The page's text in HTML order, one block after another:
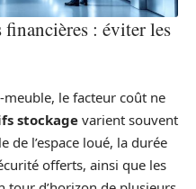
: éviter les
meuble, le facteur coût ne
stockage varient souvent
de l’espace loué, la durée
offerts, ainsi que les